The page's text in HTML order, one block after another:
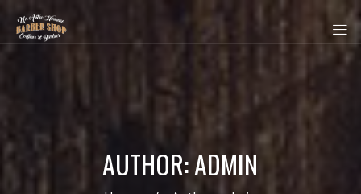
AUTHOR: ADMIN